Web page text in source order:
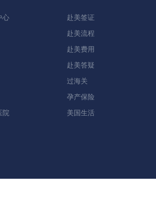
心
院
赴美签证
赴美流程
赴美费用
赴美答疑
过海关
孕产保险
美国生活